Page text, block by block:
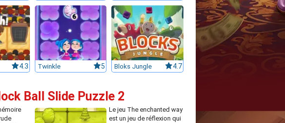
4.3 Twinkle 5 Bloks Jungle 4.7
Ball Slide Puzzle 2
Le jeu The enchanted way
est un jeu de réflexion qui